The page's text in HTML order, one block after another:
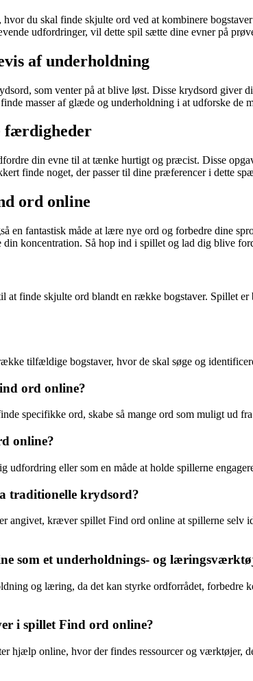
du skal finde skjulte ord ved at kombinere
udfordringer, vil dette spil sætte dine evner på
af underholdning
som venter på at blive løst. Disse krydsord
masser af glæde og underholdning i at udforske de
færdigheder
din evne til at tænke hurtigt og præcist. Disse
finde noget, der passer til dine præferencer i dette
ord online
en fantastisk måde at lære nye ord og forbedre dine
koncentration. Så hop ind i spillet og lad dig blive
at finde skjulte ord blandt en række bogstaver. Spillet
tilfældige bogstaver, hvor de skal søge og
ord online?
specifikke ord, skabe så mange ord som muligt ud
online?
eller som en måde at holde spillerne
traditionelle krydsord?
angivet, kræver spillet Find ord online at spillerne
som et underholdnings- og
og læring, da det kan styrke ordforrådet, forbedre
i spillet Find ord online?
hjælp online, hvor der findes ressourcer og